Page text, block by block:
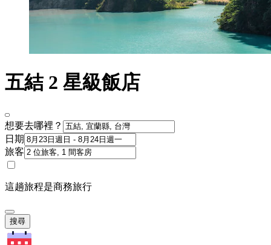
五結 2 星級飯店
想要去哪裡？
日期
旅客
這趟旅程是商務旅行
搜尋